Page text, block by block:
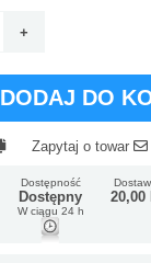
DODAJ DO
Zapytaj o towar
Dostępność
Dostępny
W ciągu 24 h
20,00